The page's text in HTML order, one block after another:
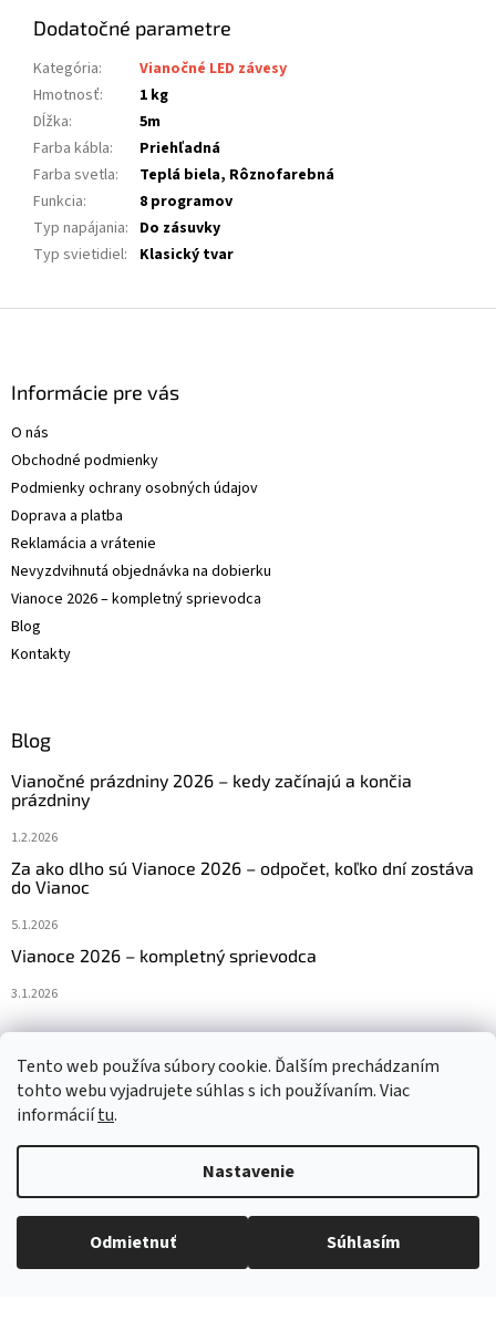
Tento web používa súbory cookie. Ďalším prechádzaním
tohto webu vyjadrujete súhlas s ich používaním. Viac
informáciítu.
Nastavenie
Odmietnuť Súhlasím
Dodatočné parametre
Kategória:
Vianočné LED závesy
Hmotnosť:
1 kg
Dĺžka:
5m
Farba kábla:
Priehľadná
Farba svetla:
Teplá biela, Rôznofarebná
Funkcia:
8 programov
Typ napájania: Do zásuvky
Typ svietidiel: Klasický tvar
Informácie pre vás
O nás
Obchodné podmienky
Podmienky ochrany osobných údajov
Doprava a platba
Reklamácia a vrátenie
Nevyzdvihnutá objednávka na dobierku
Vianoce 2026 – kompletný sprievodca
Blog
Kontakty
Blog
Vianočné prázdniny 2026 – kedy začínajú a končia
prázdniny
1.2.2026
Za ako dlho sú Vianoce 2026 – odpočet, koľko dní zostáva
do Vianoc
5.1.2026
Vianoce 2026 – kompletný sprievodca
3.1.2026
Navštívte aj náš český e-shop www.vanocniretezy.cz
Vytvoril Shoptet
Copyright 2026Vianocneretaze.sk . Všetky práva vyhradené.